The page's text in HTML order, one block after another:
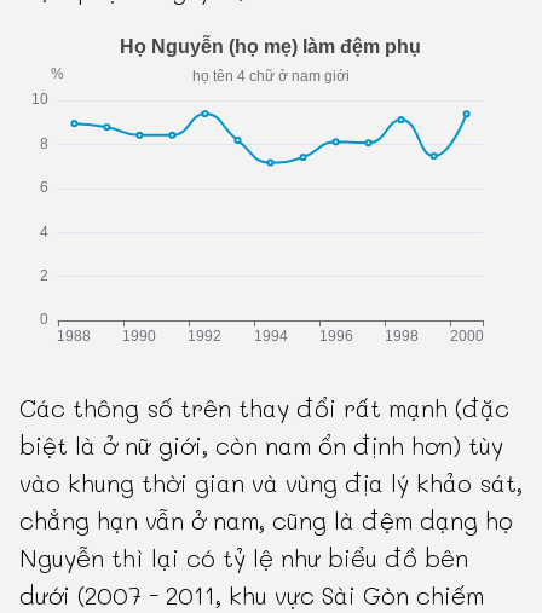
Các thông số trên thay đổi rất mạnh (đặc
biệt là ở nữ giới, còn nam ổn định hơn) tùy
vào khung thời gian và vùng địa lý khảo sát,
chẳng hạn vẫn ở nam, cũng là đệm dạng họ
Nguyễn thì lại có tỷ lệ như biểu đồ bên
dưới (2007 - 2011, khu vực Sài Gòn chiếm